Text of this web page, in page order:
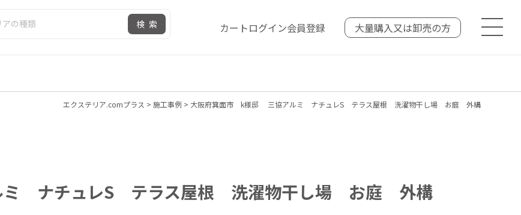
検索 カートログイン会員登録 大量購入又は卸売の方
エクステリア.comプラス > 施工事例 > 大阪府箕面市 k様邸 三協アルミ ナチュレS テラス屋根 洗濯物干し場 お庭 外構
ナチュレS テラス屋根 洗濯物干し場 お庭 外構